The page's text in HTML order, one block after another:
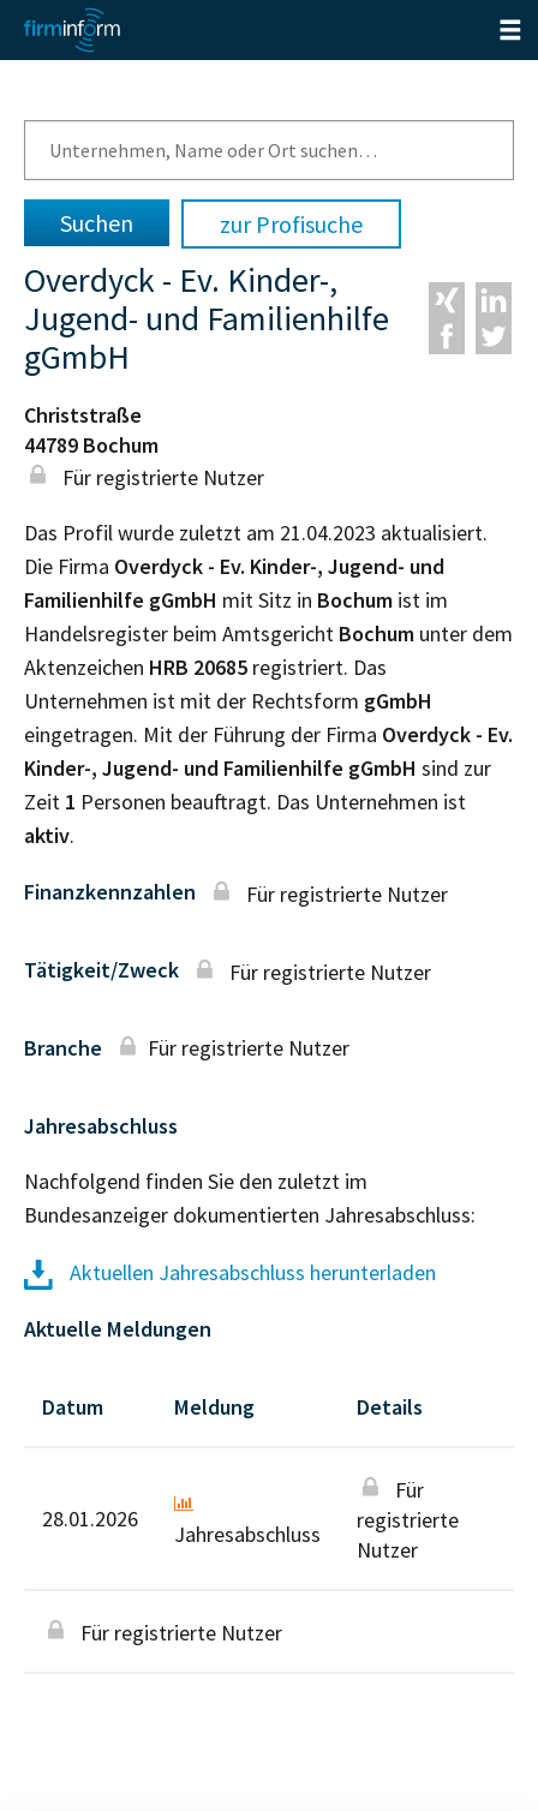
zur Profisuche
Overdyck - Ev. Kinder-,
Jugend- und Familienhilfe
gGmbH
Christstraße
44789 Bochum
Für registrierte Nutzer
Das Profil wurde zuletzt am 21.04.2023 aktualisiert.
Die Firma Overdyck - Ev. Kinder-, Jugend- und
Familienhilfe gGmbH mit Sitz in Bochum ist im
Handelsregister beim Amtsgericht Bochum unter dem
Aktenzeichen HRB 20685 registriert. Das
Unternehmen ist mit der Rechtsform gGmbH
eingetragen. Mit der Führung der Firma Overdyck - Ev.
Kinder-, Jugend- und Familienhilfe gGmbH sind zur
Zeit 1 Personen beauftragt. Das Unternehmen ist
aktiv.
Finanzkennzahlen Für registrierte Nutzer
Tätigkeit/Zweck Für registrierte Nutzer
Branche Für registrierte Nutzer
Jahresabschluss
Nachfolgend finden Sie den zuletzt im
Bundesanzeiger dokumentierten Jahresabschluss:
Aktuellen Jahresabschluss herunterladen
Aktuelle Meldungen
Datum Meldung Details
28.01.2026
Jahresabschluss
Für
registrierte
Nutzer
Für registrierte Nutzer